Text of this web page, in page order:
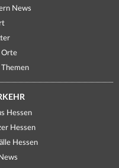
News
Orte
Hessen
Hessen
Hessen